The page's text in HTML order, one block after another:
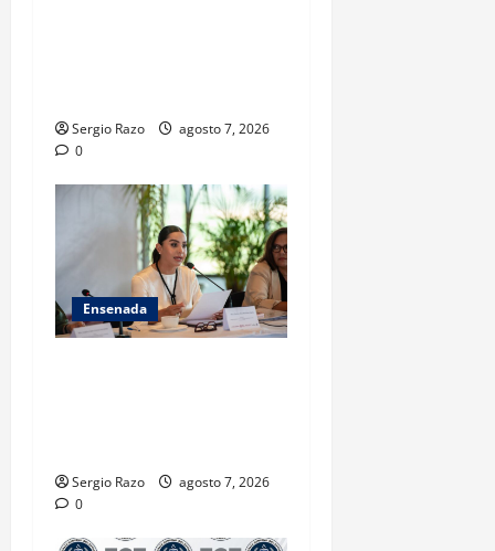
Sergio Razo
agosto 7, 2026
0
Ensenada
Sergio Razo
agosto 7, 2026
0